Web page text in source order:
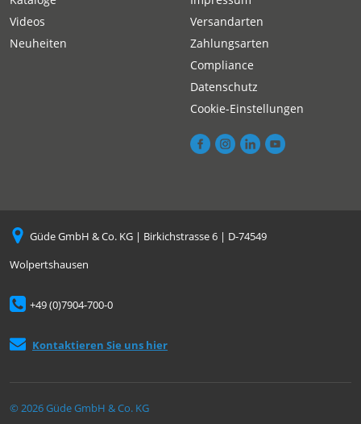
Videos
Neuheiten
Versandarten
Zahlungsarten
Compliance
Datenschutz
Cookie-Einstellungen
Güde GmbH & Co. KG | Birkichstrasse 6 | D-74549
Wolpertshausen
+49 (0)7904-700-0
Kontaktieren Sie uns hier
© 2026 Güde GmbH & Co. KG